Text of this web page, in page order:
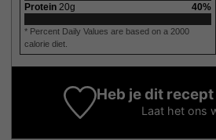
Protein 20g 40%
* Percent Daily Values are based on a 2000
calorie diet.
Heb je dit
Laat het ons